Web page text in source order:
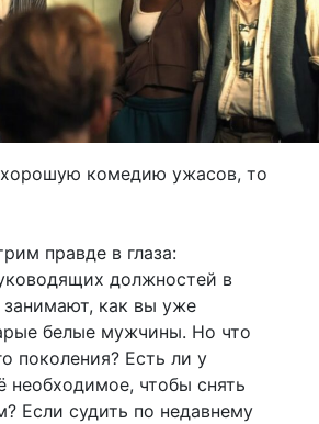
комедию ужасов, то
правде в глаза:
должностей в
как вы уже
белые мужчины. Но что
поколения? Есть ли у
необходимое, чтобы снять
Если судить по недавнему